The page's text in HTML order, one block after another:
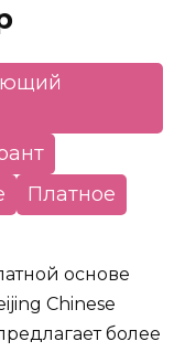
Платное
основе
Chinese
более